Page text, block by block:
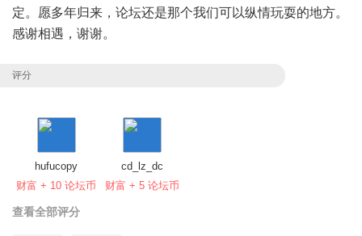
定。愿多年归来，论坛还是那个我们可以纵情玩耍的地方。
感谢相遇，谢谢。
评分
hufucopy
财富 + 10 论坛币
cd_lz_dc
财富 + 5 论坛币
查看全部评分